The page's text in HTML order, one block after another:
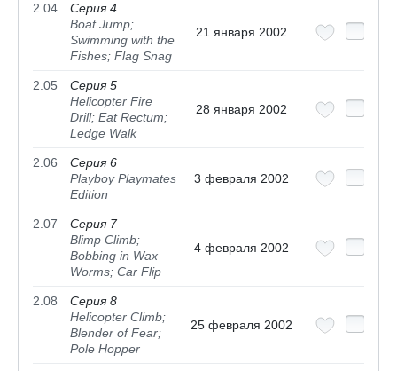
2.04
Серия 4
Boat Jump;
Swimming with the
Fishes; Flag Snag
21 января 2002
2.05
Серия 5
Helicopter Fire
Drill; Eat Rectum;
Ledge Walk
28 января 2002
2.06
Серия 6
Playboy Playmates
Edition
3 февраля 2002
2.07
Серия 7
Blimp Climb;
Bobbing in Wax
Worms; Car Flip
4 февраля 2002
2.08
Серия 8
Helicopter Climb;
Blender of Fear;
Pole Hopper
25 февраля 2002